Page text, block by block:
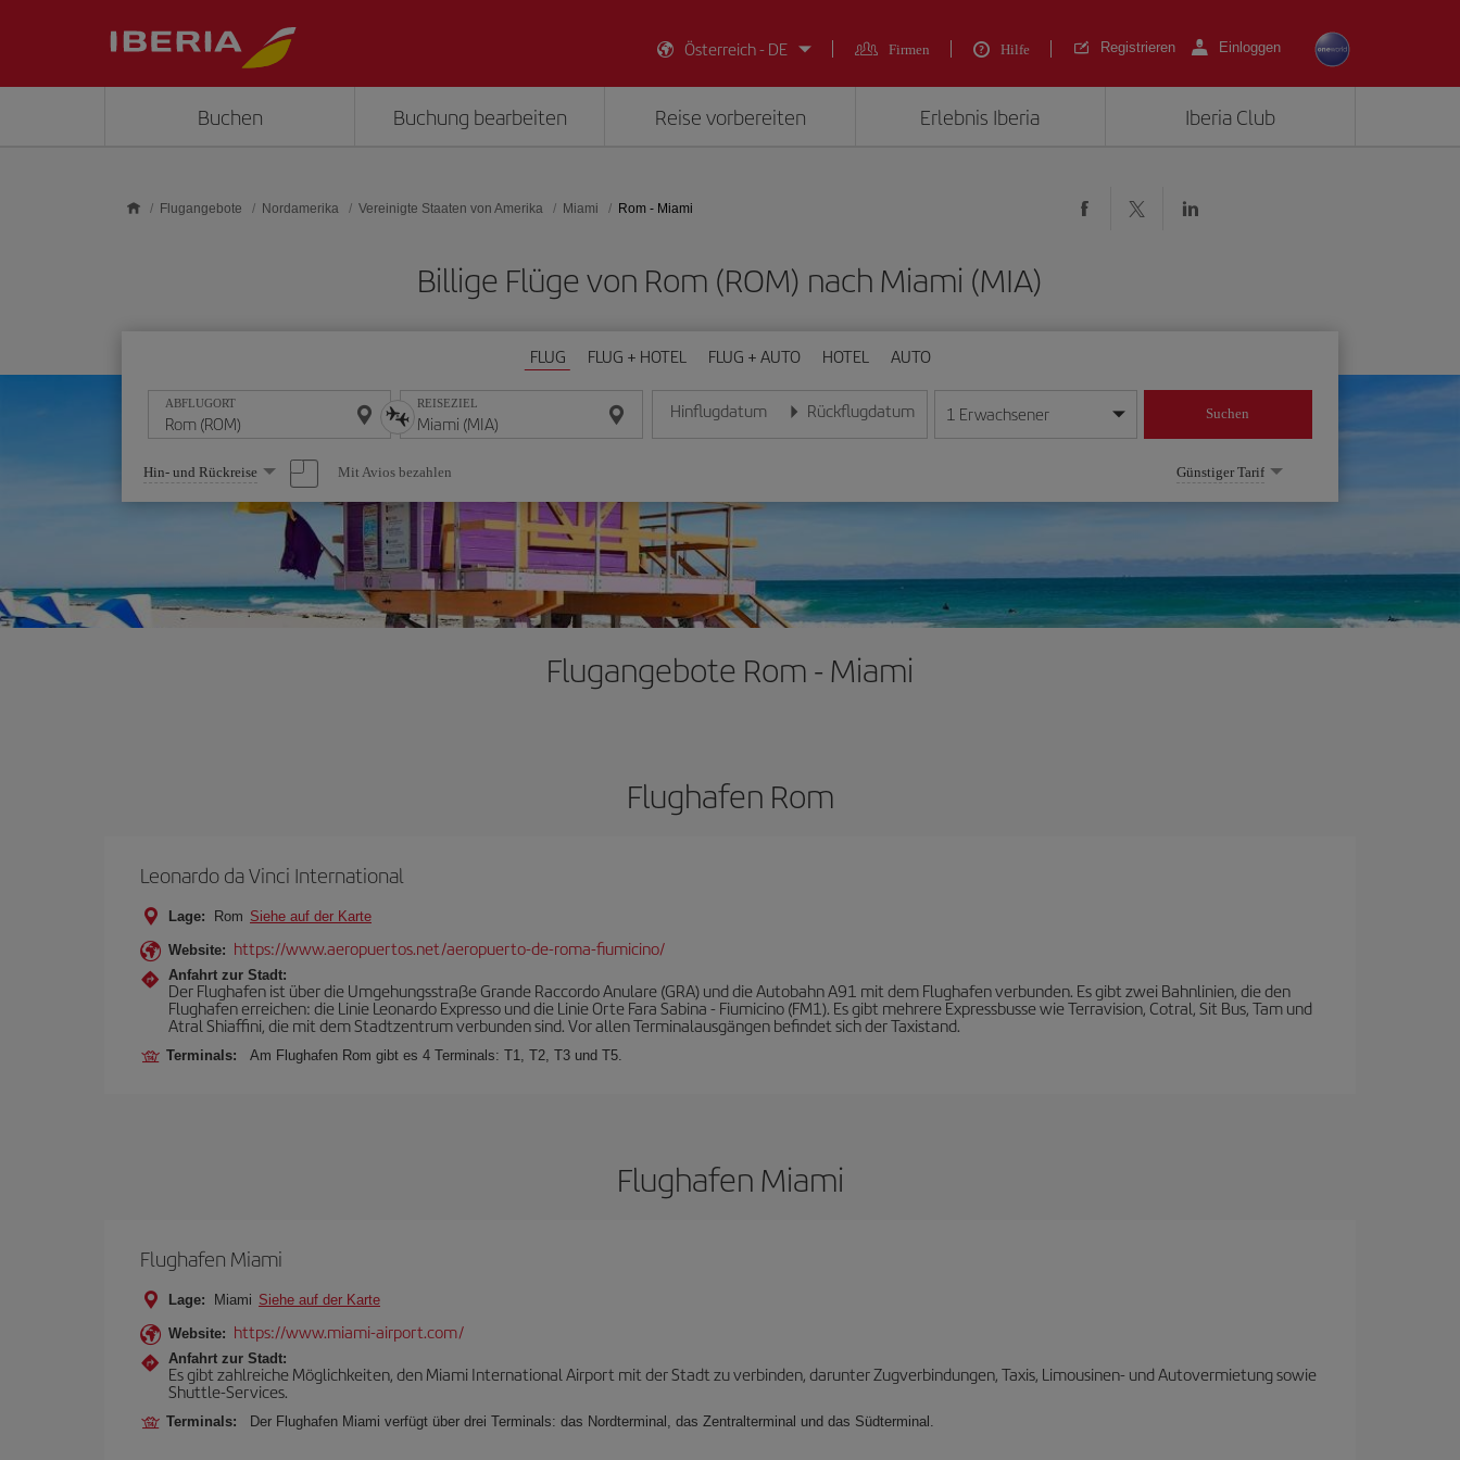
Österreich - DE
Firmen Hilfe Registrieren Einloggen
Buchen Buchung bearbeiten Reise vorbereiten Erlebnis Iberia Iberia Club
Flugangebote Nordamerika Vereinigte Staaten von Amerika Miami Rom - Miami
Billige Flüge von Rom (ROM) nach Miami (MIA)
FLUG FLUG + HOTEL FLUG + AUTO HOTEL AUTO
ABFLUGORT REISEZIEL Hinflugdatum
Geben Sie das Datum im Format Tag/Monat/Jahr ein
Rückflugdatum
Geben Sie das Datum im Format Tag/Monat/Jahr ein
1 Erwachsener Suchen
Wählen
Sie
eine
Hin- und Rückreise Mit Avios bezahlen Günstiger Tarif
Flugangebote Rom - Miami
Flughafen Rom
Leonardo da Vinci International
Lage: Rom Siehe auf der Karte
Website: https://www.aeropuertos.net/aeropuerto-de-roma-fiumicino/
Anfahrt zur Stadt:
Der Flughafen ist über die Umgehungsstraße Grande Raccordo Anulare (GRA) und die Autobahn A91 mit dem Flughafen verbunden. Es gibt zwei Bahnlinien, die den
Flughafen erreichen: die Linie Leonardo Expresso und die Linie Orte Fara Sabina - Fiumicino (FM1). Es gibt mehrere Expressbusse wie Terravision, Cotral, Sit Bus, Tam und
Atral Shiaffini, die mit dem Stadtzentrum verbunden sind. Vor allen Terminalausgängen befindet sich der Taxistand.
Terminals: Am Flughafen Rom gibt es 4 Terminals: T1, T2, T3 und T5.
Flughafen Miami
Flughafen Miami
Lage: Miami Siehe auf der Karte
Website: https://www.miami-airport.com/
Anfahrt zur Stadt:
Es gibt zahlreiche Möglichkeiten, den Miami International Airport mit der Stadt zu verbinden, darunter Zugverbindungen, Taxis, Limousinen- und Autovermietung sowie
Shuttle-Services.
Terminals: Der Flughafen Miami verfügt über drei Terminals: das Nordterminal, das Zentralterminal und das Südterminal.